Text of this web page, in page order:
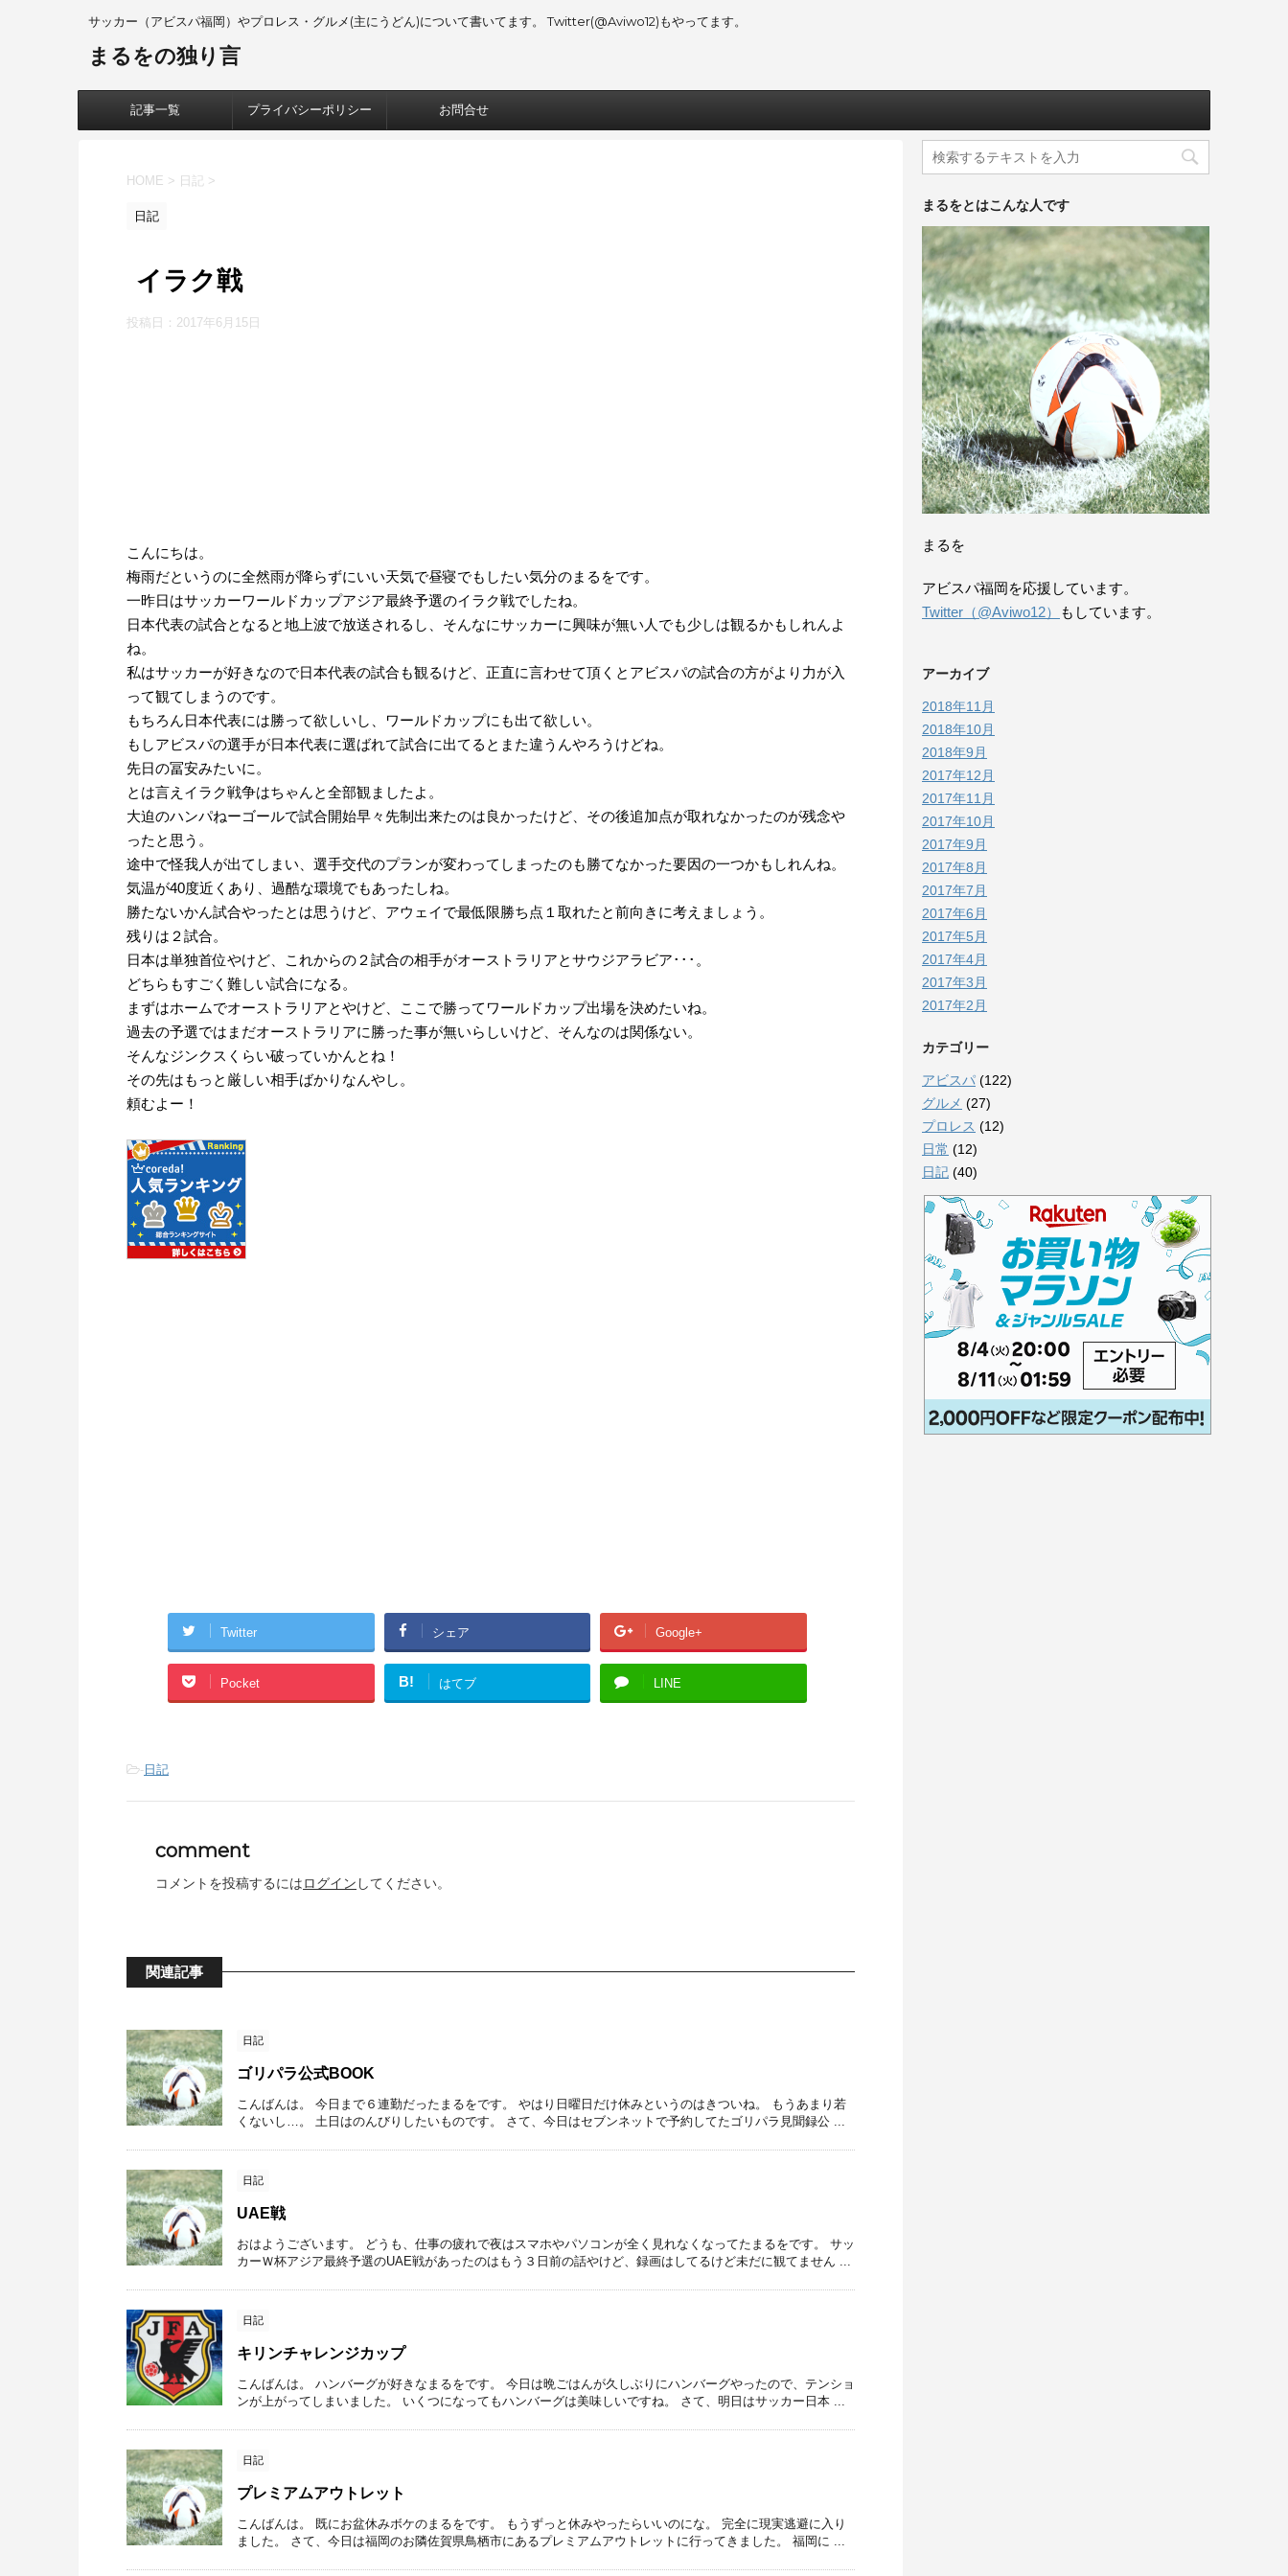
サッカー（アビスパ福岡）やプロレス・グルメ(主にうどん)について書いてます。 Twitter(@Aviwo12)もやってます。
まるをの独り言
記事一覧 プライバシーポリシー お問合せ
HOME > 日記 >
日記
イラク戦
投稿日： 2017年6月15日
こんにちは。
梅雨だというのに全然雨が降らずにいい天気で昼寝でもしたい気分のまるをです。
一昨日はサッカーワールドカップアジア最終予選のイラク戦でしたね。
日本代表の試合となると地上波で放送されるし、そんなにサッカーに興味が無い人でも少しは観るかもしれんよ
ね。
私はサッカーが好きなので日本代表の試合も観るけど、正直に言わせて頂くとアビスパの試合の方がより力が入
って観てしまうのです。
もちろん日本代表には勝って欲しいし、ワールドカップにも出て欲しい。
もしアビスパの選手が日本代表に選ばれて試合に出てるとまた違うんやろうけどね。
先日の冨安みたいに。
とは言えイラク戦争はちゃんと全部観ましたよ。
大迫のハンパねーゴールで試合開始早々先制出来たのは良かったけど、その後追加点が取れなかったのが残念や
ったと思う。
途中で怪我人が出てしまい、選手交代のプランが変わってしまったのも勝てなかった要因の一つかもしれんね。
気温が40度近くあり、過酷な環境でもあったしね。
勝たないかん試合やったとは思うけど、アウェイで最低限勝ち点１取れたと前向きに考えましょう。
残りは２試合。
日本は単独首位やけど、これからの２試合の相手がオーストラリアとサウジアラビア･･･。
どちらもすごく難しい試合になる。
まずはホームでオーストラリアとやけど、ここで勝ってワールドカップ出場を決めたいね。
過去の予選ではまだオーストラリアに勝った事が無いらしいけど、そんなのは関係ない。
そんなジンクスくらい破っていかんとね！
その先はもっと厳しい相手ばかりなんやし。
頼むよー！
Twitter シェア Google+
Pocket B! はてブ LINE
- 日記
comment
コメントを投稿するにはログイン してください。
関連記事
日記
ゴリパラ公式BOOK
こんばんは。 今日まで６連勤だったまるをです。 やはり日曜日だけ休みというのはきついね。 もうあまり若
くないし…。 土日はのんびりしたいものです。 さて、今日はセブンネットで予約してたゴリパラ見聞録公 ...
日記
UAE戦
おはようございます。 どうも、仕事の疲れで夜はスマホやパソコンが全く見れなくなってたまるをです。 サッ
カーＷ杯アジア最終予選のUAE戦があったのはもう３日前の話やけど、録画はしてるけど未だに観てません ...
日記
キリンチャレンジカップ
こんばんは。 ハンバーグが好きなまるをです。 今日は晩ごはんが久しぶりにハンバーグやったので、テンショ
ンが上がってしまいました。 いくつになってもハンバーグは美味しいですね。 さて、明日はサッカー日本 ...
日記
プレミアムアウトレット
こんばんは。 既にお盆休みボケのまるをです。 もうずっと休みやったらいいのにな。 完全に現実逃避に入り
ました。 さて、今日は福岡のお隣佐賀県鳥栖市にあるプレミアムアウトレットに行ってきました。 福岡に ...
まるをとはこんな人です
まるを
アビスパ福岡を応援しています。
Twitter（@Aviwo12）
もしています。
アーカイブ
2018年11月
2018年10月
2018年9月
2017年12月
2017年11月
2017年10月
2017年9月
2017年8月
2017年7月
2017年6月
2017年5月
2017年4月
2017年3月
2017年2月
カテゴリー
アビスパ (122)
グルメ (27)
プロレス (12)
日常 (12)
日記 (40)